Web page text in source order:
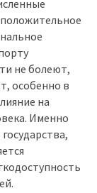
положительное
не болеют,
особенно в
на
Именно